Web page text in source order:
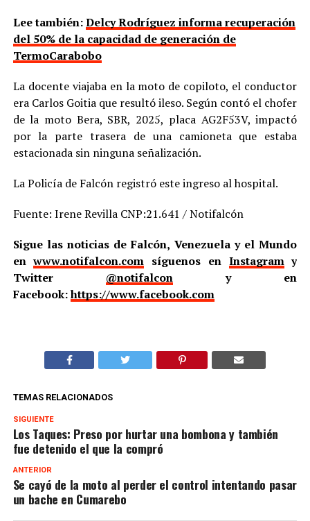
Lee también:Delcy Rodríguez informa recuperación
del 50% de la capacidad de generación de
TermoCarabobo
La docente viajaba en la moto de copiloto, el conductor
era Carlos Goitia que resultó ileso. Según contó el chofer
de la moto Bera, SBR, 2025, placa AG2F53V, impactó
por la parte trasera de una camioneta que estaba
estacionada sin ninguna señalización.
La Policía de Falcón registró este ingreso al hospital.
Fuente: Irene Revilla CNP:21.641 / Notifalcón
Sigue las noticias de Falcón, Venezuela y el Mundo
enwww.notifalcon.com síguenos en Instagramy
Twitter @notifalcony en
Facebook:https://www.facebook.com
TEMAS RELACIONADOS
SIGUIENTE
Los Taques: Preso por hurtar una bombona y también
fue detenido el que la compró
ANTERIOR
Se cayó de la moto al perder el control intentando pasar
un bache en Cumarebo